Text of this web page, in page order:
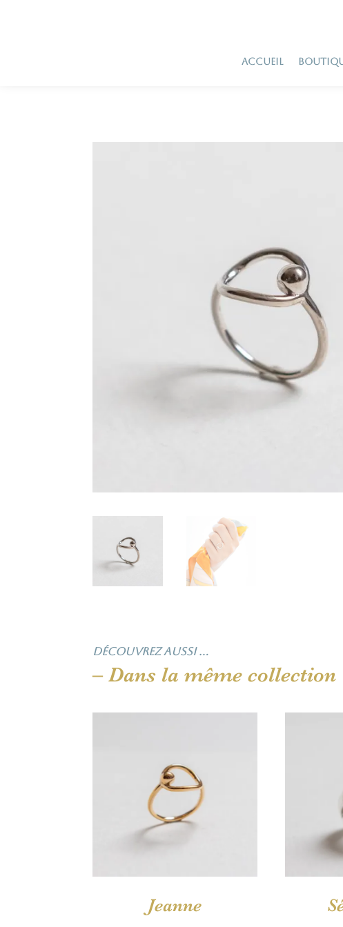
ACCUEIL
Découvrez aussi …
– Dans la même collection
Jeanne